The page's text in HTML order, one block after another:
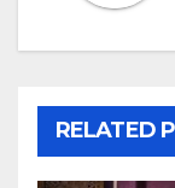
RELATED